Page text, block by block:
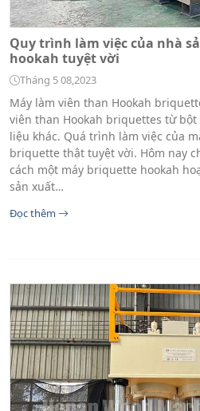
Quy trình làm việc của nhà
hookah tuyệt vời
Tháng 5 08,2023
Máy làm viên than Hookah
viên than Hookah briquettes từ
liệu khác. Quá trình làm việc của
briquette thật tuyệt vời. Hôm nay
cách một máy briquette hookah
sản xuất…
Đọc thêm